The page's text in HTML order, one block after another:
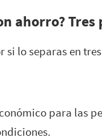
ahorro?
lo separas en
para las